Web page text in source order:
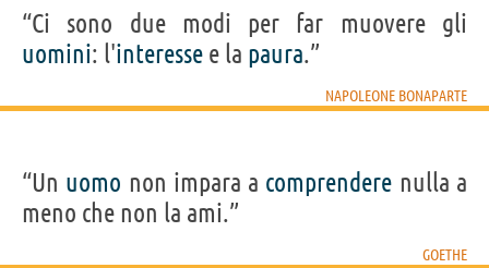
“Ci sono due modi per far muovere gli
uomini: l'interesse e la paura.”
NAPOLEONE BONAPARTE
“Un uomo non impara a comprendere nulla a
meno che non la ami.”
GOETHE